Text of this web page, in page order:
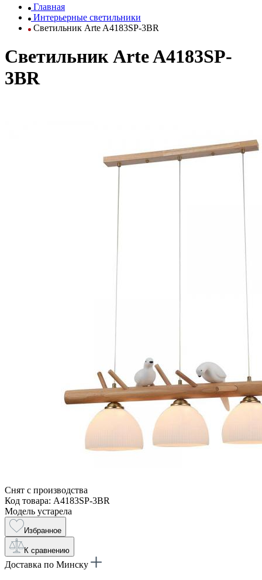
Главная
Интерьерные светильники
Светильник Arte A4183SP-3BR
Светильник Arte A4183SP-
3BR
Снят с производства
Код товара: A4183SP-3BR
Модель устарела
Избранное
К сравнению
Доставка по Минску